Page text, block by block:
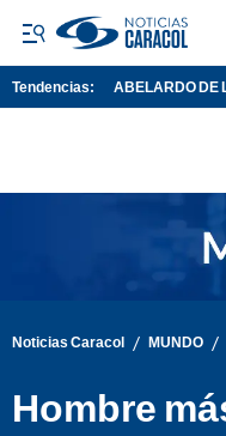
Tendencias: ABELARDO DE
Noticias Caracol / MUNDO /
Hombre